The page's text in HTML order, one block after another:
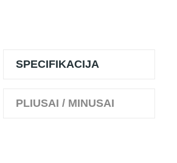
SPECIFIKACIJA
PLIUSAI / MINUSAI